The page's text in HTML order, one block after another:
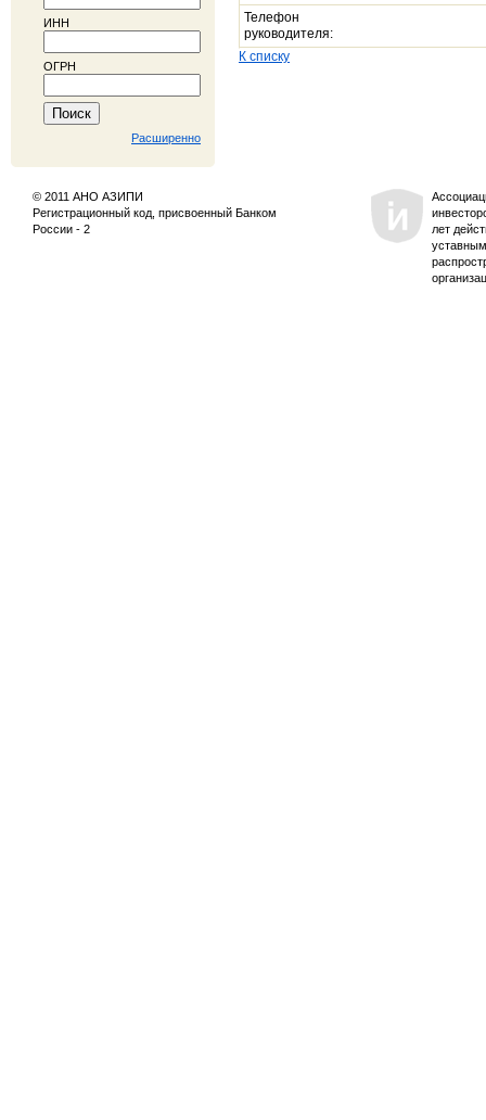
ИНН
ОГРН
Расширенно
Телефон
руководителя:
К списку
© 2011 АНО АЗИПИ
Регистрационный код, присвоенный Банком
России - 2
лет